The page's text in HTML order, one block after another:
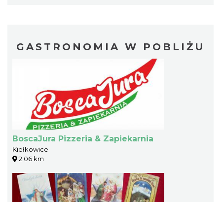
GASTRONOMIA W POBLIŻU
BoscaJura Pizzeria & Zapiekarnia
Kiełkowice
2.06 km